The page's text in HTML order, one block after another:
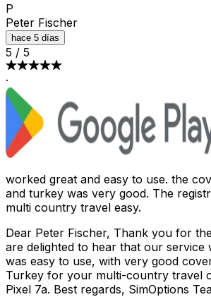
P
Peter Fischer
hace 5 días
5 / 5
·
worked great and easy to use. the
and turkey was very good. The
multi country travel easy.
Dear Peter Fischer, Thank you for
are delighted to hear that our service
was easy to use, with very good
Turkey for your multi-country travel
Pixel 7a. Best regards, SimOptions